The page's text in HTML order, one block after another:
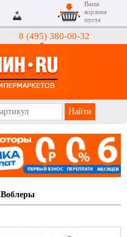
8 (495) 380-00-32
Гипермаркеты
Ваша
корзина
пуста
Воблеры